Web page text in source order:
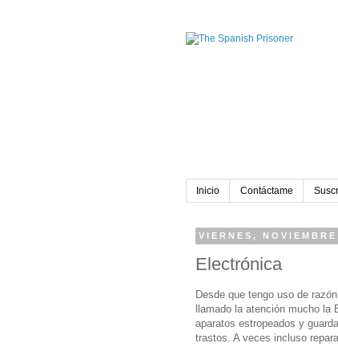
Inicio Contáctame
VIERNES,
Electrónica
Desde que tengo uso de
llamado la atención mucho
aparatos estropeados y
trastos. A veces incluso